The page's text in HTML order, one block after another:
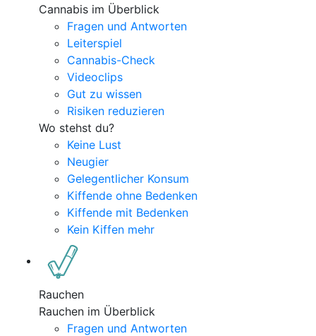
Cannabis im Überblick
Fragen und Antworten
Leiterspiel
Cannabis-Check
Videoclips
Gut zu wissen
Risiken reduzieren
Wo stehst du?
Keine Lust
Neugier
Gelegentlicher Konsum
Kiffende ohne Bedenken
Kiffende mit Bedenken
Kein Kiffen mehr
Rauchen
Rauchen im Überblick
Fragen und Antworten